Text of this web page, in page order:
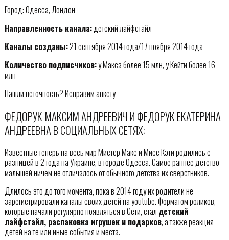
Город: Одесса, Лондон
Направленность канала:детский лайфстайл
Каналы созданы:21 сентября 2014 года/17 ноября 2014 года
Количество подписчиков:у Макса более 15 млн, у Кейти более 16
млн
Нашли неточность? Исправим анкету
ФЕДОРУК МАКСИМ АНДРЕЕВИЧ И ФЕДОРУК ЕКАТЕРИНА
АНДРЕЕВНА В СОЦИАЛЬНЫХ СЕТЯХ:
Известные теперь на весь мир Мистер Макс и Мисс Кэти родились с
разницей в 2 года на Украине, в городе Одесса. Самое раннее детство
малышей ничем не отличалось от обычного детства их сверстников.
Длилось это до того момента, пока в 2014 году их родители не
зарегистрировали каналы своих детей на youtube. Форматом роликов,
которые начали регулярно появляться в Сети, стал детский
лайфстайл, распаковка игрушек и подарков, а также реакция
детей на те или иные события и места.